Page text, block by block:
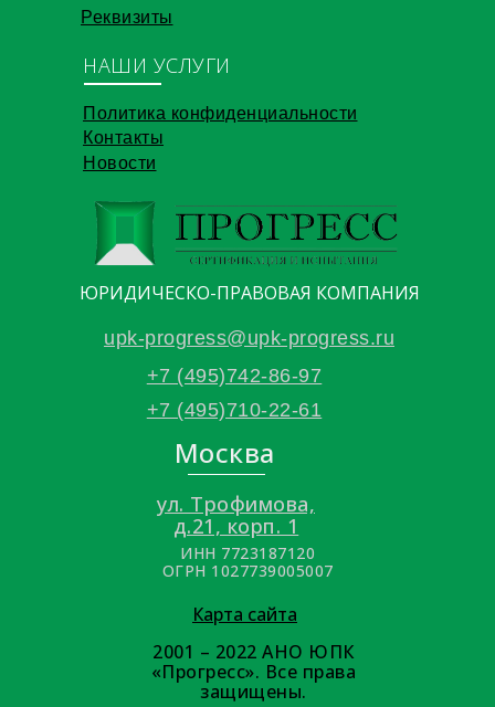
НАШИ УСЛУГИ
Политика конфиденциальности
Новости
2001 – 2022 АНО ЮПК
«Прогресс». Все права
защищены.
Реквизиты
ул. Трофимова,
д.21, корп. 1
+7 (495)710-22-61
upk-progress@upk-progress.ru
Москва
Карта сайта
Контакты
+7 (495)742-86-97
ИНН 7723187120
ОГРН 1027739005007
ЮРИДИЧЕСКО-ПРАВОВАЯ КОМПАНИЯ